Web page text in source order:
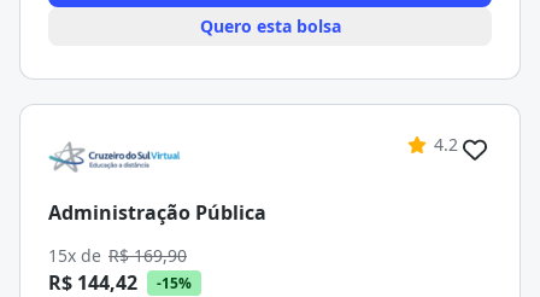
Quero esta bolsa
4.2
Administração Pública
15x de R$ 169,90
R$ 144,42 -15%